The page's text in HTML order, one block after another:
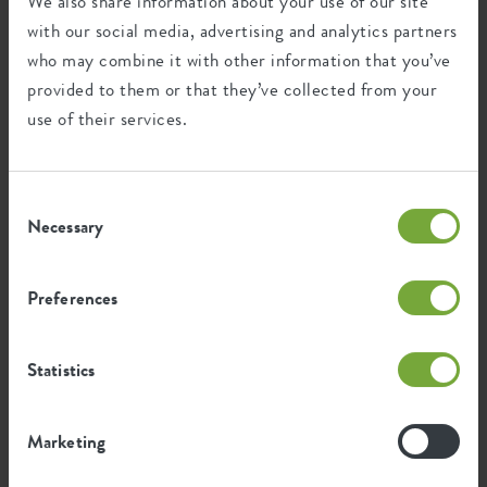
with our social media, advertising and analytics partners
who may combine it with other information that you’ve
provided to them or that they’ve collected from your
use of their services.
Selection
Necessary
Preferences
Statistics
Marketing
Frost resistant
Environmental footprint
Average emission of green energy
emission of the elho group. To calculate the footprint
per product, we divide the total CO2 footprint by the